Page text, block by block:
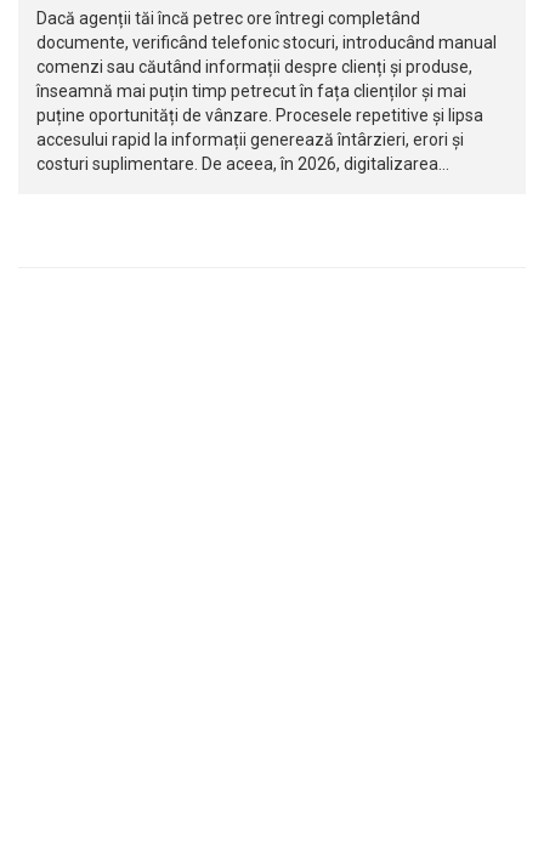
Dacă agenții tăi încă petrec ore întregi completând
documente, verificând telefonic stocuri, introducând manual
comenzi sau căutând informații despre clienți și produse,
înseamnă mai puțin timp petrecut în fața clienților și mai
puține oportunități de vânzare. Procesele repetitive și lipsa
accesului rapid la informații generează întârzieri, erori și
costuri suplimentare. De aceea, în 2026, digitalizarea…